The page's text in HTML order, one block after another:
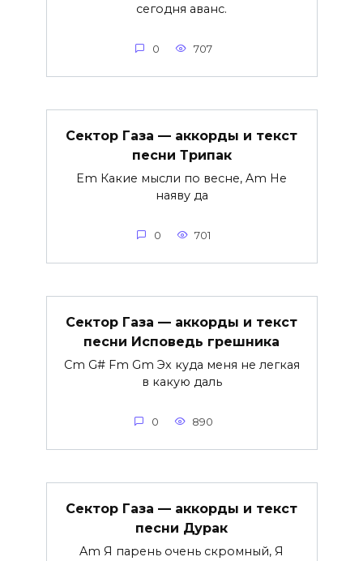
сегодня аванс.
0 707
Сектор Газа — аккорды и текст
песни Трипак
Em Какие мысли по весне, Am Не
наяву да
0 701
Сектор Газа — аккорды и текст
песни Исповедь грешника
Cm G# Fm Gm Эх куда меня не легкая
в какую даль
0 890
Сектор Газа — аккорды и текст
песни Дурак
Am Я парень очень скромный, Я